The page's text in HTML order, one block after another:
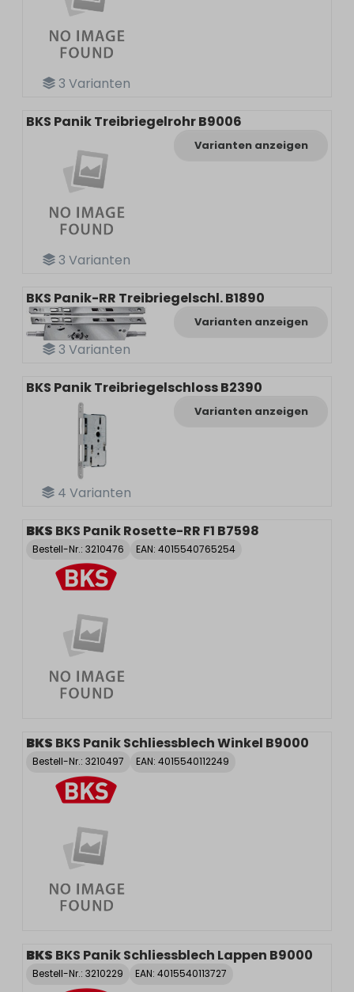
3 Varianten
3 Varianten
BKS Panik Treibriegelrohr B9006
Varianten anzeigen
3 Varianten
BKS Panik-RR Treibriegelschl. B1890
Varianten anzeigen
4 Varianten
BKS Panik Treibriegelschloss B2390
Varianten anzeigen
BKS BKS Panik Rosette-RR F1 B7598
Bestell-Nr.: 3210476 EAN: 4015540765254
BKS BKS Panik Schliessblech Winkel B9000
Bestell-Nr.: 3210497 EAN: 4015540112249
BKS BKS Panik Schliessblech Lappen B9000
Bestell-Nr.: 3210229 EAN: 4015540113727